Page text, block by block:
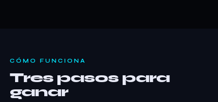
CÓMO FUNCIONA
Tres pasos para
ganar